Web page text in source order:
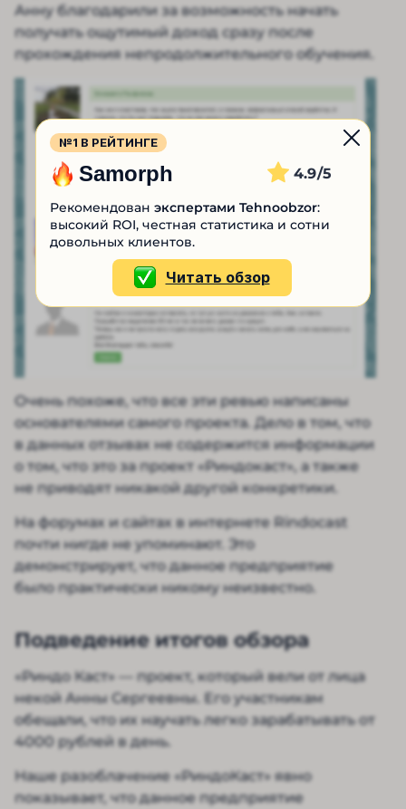
Анну благодарили за возможность начать
получать ощутимый доход сразу после
прохождения непродолжительного обучения.
Очень похоже, что все эти ревью написаны
основателями самого проекта. Дело в том, что
в данных отзывах не содержится информации
о том, что это за проект «Риндокаст», а также
не приводят никакой другой конкретики.
На форумах и сайтах в интернете Rindocast
почти нигде не упоминают. Это
демонстрирует, что данное предприятие
было практически никому неизвестно.
Подведение итогов обзора
«Риндо Каст» — проект, который вели от лица
некой Анны Сергеевны. Его участникам
обещали, что их научать легко зарабатывать от
4000 рублей в день.
Наше разоблачение «РиндоКаст» явно
показывает, что данное предприятие
№1 В РЕЙТИНГЕ
Samorph 4.9
Рекомендован экспертами Tehnoobzor:
высокий ROI, честная статистика и сотни
довольных клиентов.
Читать обзор